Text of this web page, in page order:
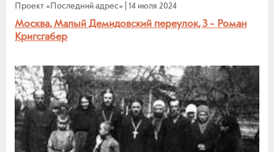
Проект «Последний адрес» 14 июля 2024
Москва, Малый Демидовский переулок, 3 - Роман
Кригсгабер